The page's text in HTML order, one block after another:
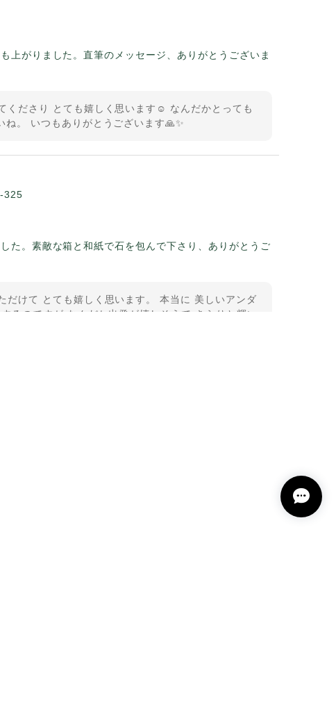
上がりました。直筆のメッセージ、ありがとうございま
くださり とても嬉しく思います☺️ なんだかとっても
。 いつもありがとうございます🙏✨
325
た。素敵な箱と和紙で石を包んで下さり、ありがとうご
だけて とても嬉しく思います。 本当に 美しいアンダ
るのですが なんだか出発が嬉しそうで きらりと輝い